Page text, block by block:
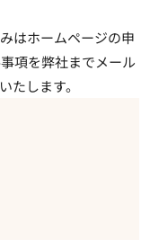
はホームページの申
項を弊社までメール
たします。